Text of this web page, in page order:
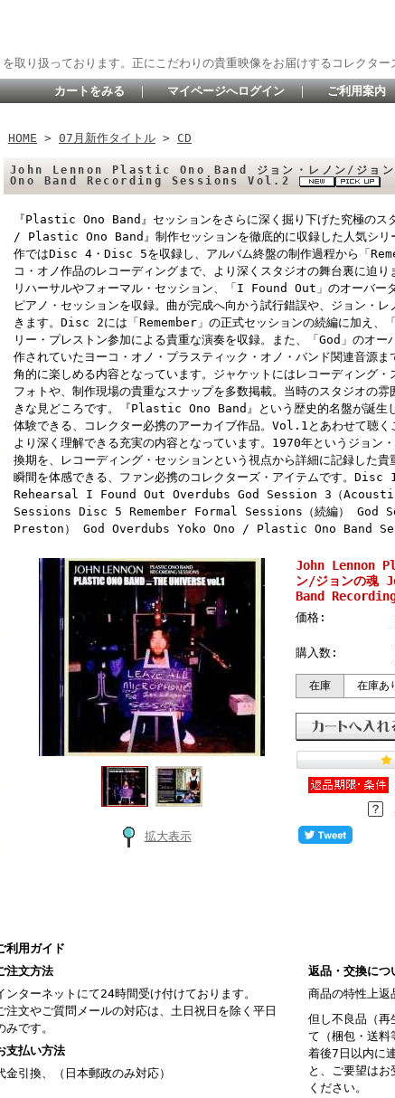
り扱っております。正にこだわりの貴重映像をお届けするコレクター
カートをみる ｜ マイページへログイン ｜ ご利用案内
HOME > 07月新作タイトル > CD
John Lennon Plastic Ono Band ジョン・レノン/ジ
Ono Band Recording Sessions Vol.2
『Plastic Ono Band』セッションをさらに深く掘り下げた究極の
/ Plastic Ono Band』制作セッションを徹底的に収録した人気シ
作ではDisc 4・Disc 5を収録し、アルバム終盤の制作過程から「
コ・オノ作品のレコーディングまで、より深くスタジオの舞台裏に迫
リハーサルやフォーマル・セッション、「I Found Out」のオーバー
ピアノ・セッションを収録。曲が完成へ向かう試行錯誤や、ジョン・
きます。Disc 2には「Remember」の正式セッションの続編に加え、
リー・プレストン参加による貴重な演奏を収録。また、「God」のオ
作されていたヨーコ・オノ・プラスティック・オノ・バンド関連音源
角的に楽しめる内容となっています。ジャケットにはレコーディング
フォトや、制作現場の貴重なスナップを多数掲載。当時のスタジオの
きな見どころです。『Plastic Ono Band』という歴史的名盤が誕生
体験できる、コレクター必携のアーカイブ作品。Vol.1とあわせて聴く
より深く理解できる充実の内容となっています。1970年というジョン
換期を、レコーディング・セッションという視点から詳細に記録した
瞬間を体感できる、ファン必携のコレクターズ・アイテムです。
Rehearsal I Found Out Overdubs God Session 3（
Sessions Disc 5 Remember Formal Sessions（続編）
Preston） God Overdubs Yoko Ono / Plastic Ono Band
拡大表示
John Lennon
ン/ジョンの魂
Band
価格:
購入数:
在庫 在庫あ
利用ガイド
注文方法
ンターネットにて24時間受け付けております。
注文やご質問メールの対応は、土日祝日を除く平日
みです。
支払い方法
金引換、（日本郵政のみ対応）
返品・交換につ
商品の特性上返
但し不良品（再
て（梱包・送料
着後7日以内に
と、ご要望は
ください。